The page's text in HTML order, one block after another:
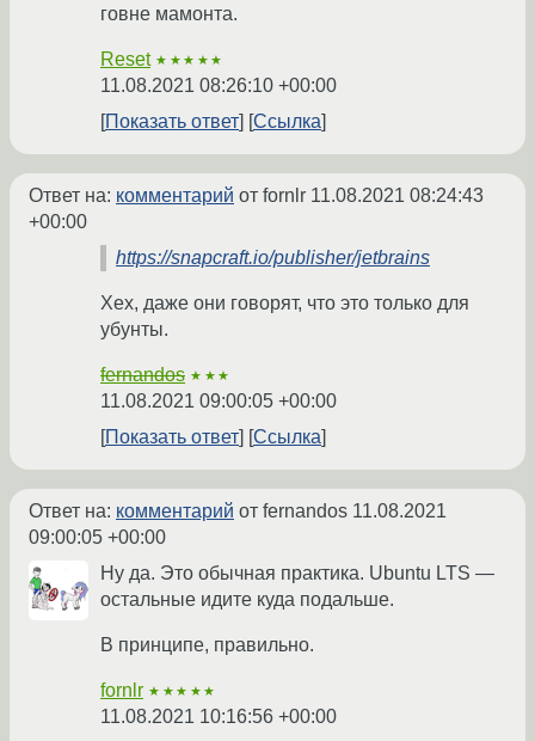
говне мамонта.
Reset ★★★★★
11.08.2021 08:26:10 +00:00
Показать ответ
Ссылка
Ответ на: комментарий от fornlr 11.08.2021 08:24:43
+00:00
https://snapcraft.io/publisher/jetbrains
Хех, даже они говорят, что это только для
убунты.
fernandos ★★★
11.08.2021 09:00:05 +00:00
Показать ответ
Ссылка
Ответ на: комментарий от fernandos 11.08.2021
09:00:05 +00:00
Ну да. Это обычная практика. Ubuntu LTS —
остальные идите куда подальше.
В принципе, правильно.
fornlr ★★★★★
11.08.2021 10:16:56 +00:00